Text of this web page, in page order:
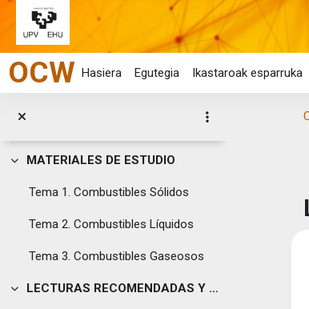
Joan eduki nagusira zuzenean
OCW Hasiera Egutegia Ikastaroak esparruka
Imagen autoras Caracterización y l...
VIDEO PRESENTACIÓN
GUÍA DOCENTE
Tolestu
MATERIALES DE ESTUDIO
Tema 1. Combustibles Sólidos
Tema 2. Combustibles Líquidos
Tema 3. Combustibles Gaseosos
Tolestu
LECTURAS RECOMENDADAS Y OTROS RECURSOS